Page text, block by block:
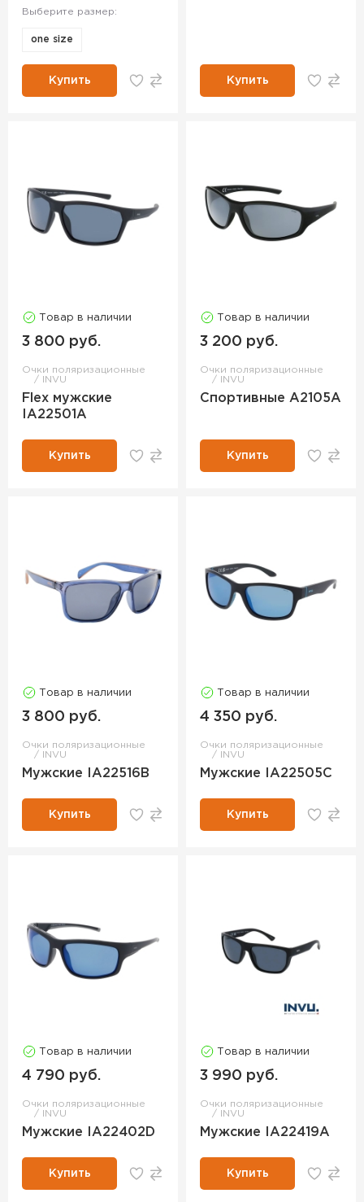
Выберите размер:
one size
Купить Купить
Товар в наличии
3 800 руб.
Очки поляризационные
INVU
Flex мужские
IA22501A
Купить
Товар в наличии
3 200 руб.
Очки поляризационные
INVU
Спортивные A2105A
Купить
Товар в наличии
3 800 руб.
Очки поляризационные
INVU
Мужские IA22516B
Купить
Товар в наличии
4 350 руб.
Очки поляризационные
INVU
Мужские IA22505C
Купить
Товар в наличии
4 790 руб.
Очки поляризационные
INVU
Мужские IA22402D
Купить
Товар в наличии
3 990 руб.
Очки поляризационные
INVU
Мужские IA22419A
Купить